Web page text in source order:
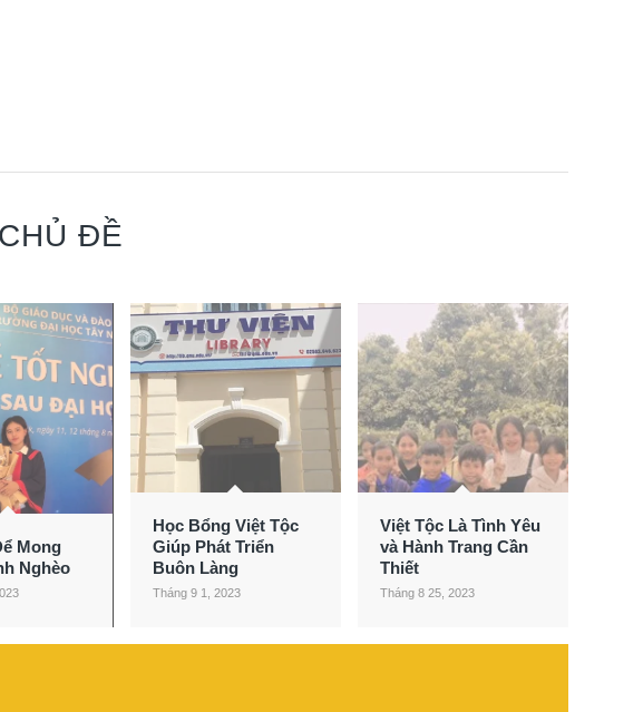
ĐỀ
Mong
Nghèo
Học Bổng Việt Tộc
Giúp Phát Triển
Buôn Làng
Tháng 9 1, 2023
Việt Tộc Là Tình Yêu
và Hành Trang Cần
Thiết
Tháng 8 25, 2023